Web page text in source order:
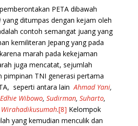
PETA dibawah
yang ditumpas dengan kejam oleh
contoh semangat juang yang
kemiliteran Jepang yang pada
marah pada kekejaman
juga mencatat, sejumlah
pimpinan TNI generasi pertama
seperti antara lain Ahmad Yani,
Wibowo, Sudirman, Suharto,
.[8] Kelompok
yang kemudian menculik dan